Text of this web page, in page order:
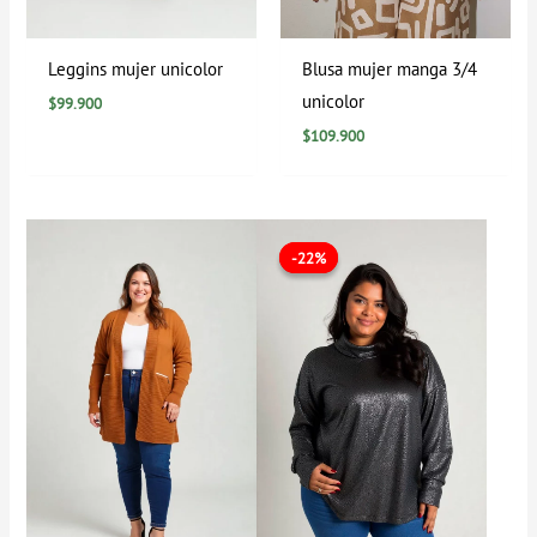
Leggins mujer unicolor
$99.900
Blusa mujer manga 3/4
unicolor
$109.900
-22%
-22% precio
original
era:
$89.900.
actual
es:
$69.900.